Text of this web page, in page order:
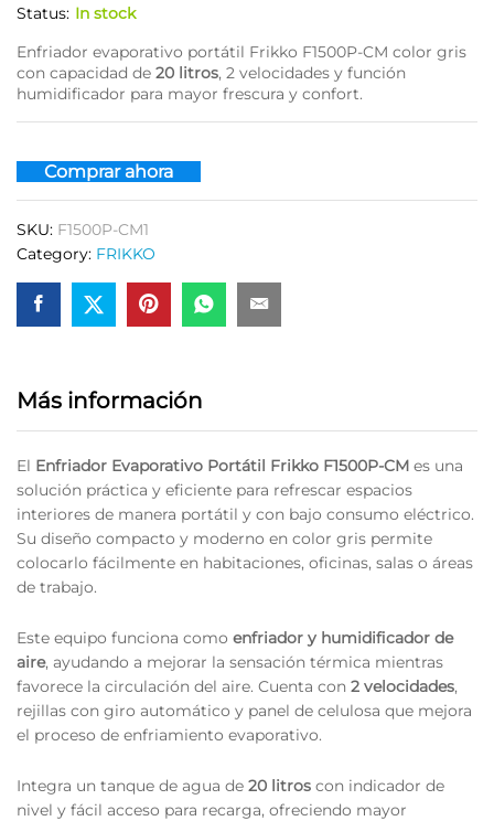
Status: In stock
Enfriador evaporativo portátil Frikko F1500P-CM color gris
con capacidad de 20 litros, 2 velocidades y función
humidificador para mayor frescura y confort.
Comprar ahora
SKU: F1500P-CM1
Category: FRIKKO
Más información
El Enfriador Evaporativo Portátil Frikko F1500P-CM es una
solución práctica y eficiente para refrescar espacios
interiores de manera portátil y con bajo consumo eléctrico.
Su diseño compacto y moderno en color gris permite
colocarlo fácilmente en habitaciones, oficinas, salas o áreas
de trabajo.
Este equipo funciona como enfriador y humidificador de
aire, ayudando a mejorar la sensación térmica mientras
favorece la circulación del aire. Cuenta con 2 velocidades,
rejillas con giro automático y panel de celulosa que mejora
el proceso de enfriamiento evaporativo.
Integra un tanque de agua de 20 litros con indicador de
nivel y fácil acceso para recarga, ofreciendo mayor